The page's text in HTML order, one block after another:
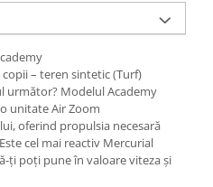
– teren sintetic (Turf)
următor? Modelul Academy
unitate Air Zoom
oferind propulsia necesară
cel mai reactiv Mercurial
ți poți pune în valoare viteza și